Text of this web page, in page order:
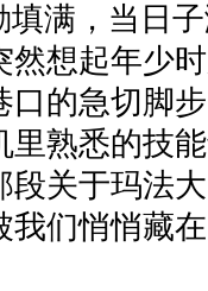
填满，当日
然想起年少
口的急切脚
里熟悉的技
段关于玛法
我们悄悄藏